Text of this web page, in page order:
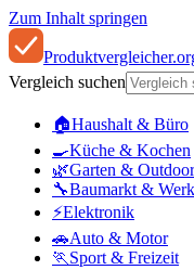
Zum Inhalt springen
Produktvergleicher
Vergleich suchen
🏠Haushalt & Büro
🍳Küche & Kochen
🌿Garten & Outdoor
🔧Baumarkt &
⚡Elektronik
🚗Auto & Motor
🏃 Sport & Freizeit